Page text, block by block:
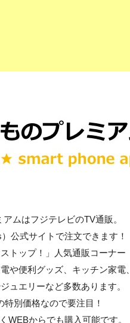
ムはフジテレビのTV通販。
公式サイトで注文できます！
トップ！」人気通販コーナー
や便利グッズ、キッチン家電、
ュエリーなど多数あります。
特別価格なので要注目！
WEBからでも購入可能です。